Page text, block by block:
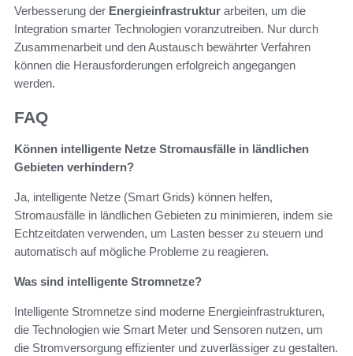
Verbesserung der Energieinfrastruktur arbeiten, um die
Integration smarter Technologien voranzutreiben. Nur durch
Zusammenarbeit und den Austausch bewährter Verfahren
können die Herausforderungen erfolgreich angegangen
werden.
FAQ
Können intelligente Netze Stromausfälle in ländlichen
Gebieten verhindern?
Ja, intelligente Netze (Smart Grids) können helfen,
Stromausfälle in ländlichen Gebieten zu minimieren, indem sie
Echtzeitdaten verwenden, um Lasten besser zu steuern und
automatisch auf mögliche Probleme zu reagieren.
Was sind intelligente Stromnetze?
Intelligente Stromnetze sind moderne Energieinfrastrukturen,
die Technologien wie Smart Meter und Sensoren nutzen, um
die Stromversorgung effizienter und zuverlässiger zu gestalten.